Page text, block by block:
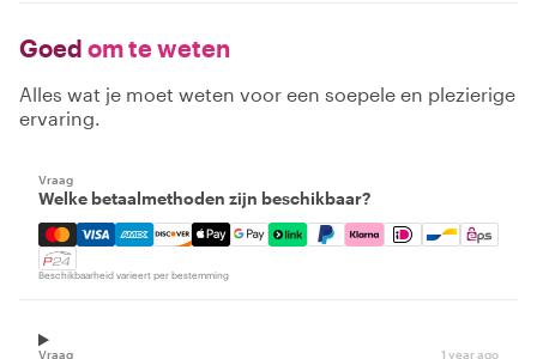
Goed om te weten
Alles wat je moet weten voor een soepele en plezierige
ervaring.
Vraag
Welke betaalmethoden zijn beschikbaar?
Mastercard, Visa, Amex, Discover, Apple Pay, Google
Beschikbaarheid varieert per bestemming
Vraag 1 year ago